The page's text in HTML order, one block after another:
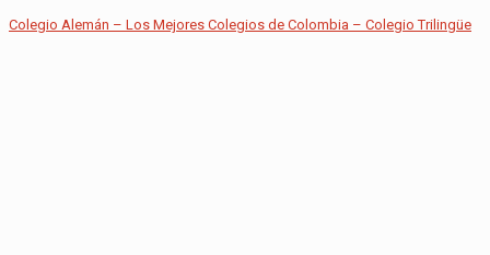
Colegio Alemán – Los Mejores Colegios de Colombia – Colegio Trilingüe